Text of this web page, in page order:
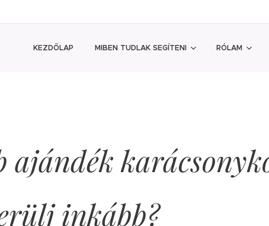
KEZDŐLAP MIBEN TUDLAK SEGÍTENI RÓLAM
ajándék
inkább?